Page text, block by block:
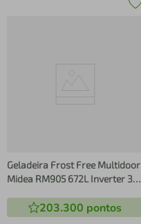
Geladeira Frost Free Multidoor
Midea RM905 672L Inverter 3
203.300 pontos